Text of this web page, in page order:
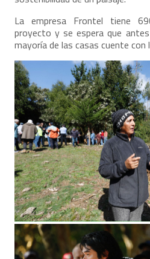
La empresa Frontel tiene
proyecto y se espera que
mayoría de las casas cuente con